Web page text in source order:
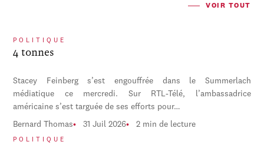
VOIR TOUT
POLITIQUE
4 tonnes
Stacey Feinberg s’est engouffrée dans le Summerlach
médiatique ce mercredi. Sur RTL-Télé, l’ambassadrice
américaine s’est targuée de ses efforts pour…
Bernard Thomas 31 Juil 2026 2 min de lecture
POLITIQUE